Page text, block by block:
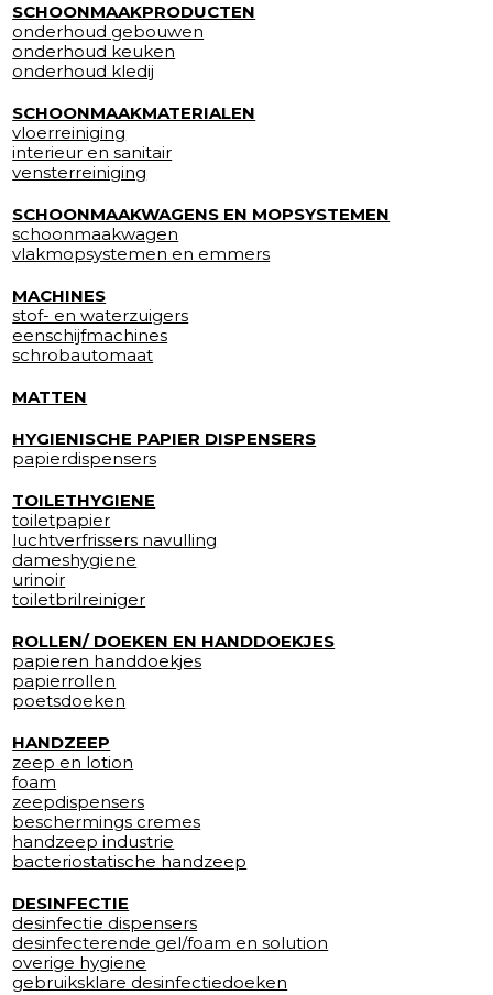
SCHOONMAAKPRODUCTEN
onderhoud gebouwen
onderhoud keuken
onderhoud kledij
SCHOONMAAKMATERIALEN
vloerreiniging
interieur en sanitair
vensterreiniging
SCHOONMAAKWAGENS EN MOPSYSTEMEN
schoonmaakwagen
vlakmopsystemen en emmers
MACHINES
stof- en waterzuigers
eenschijfmachines
schrobautomaat
MATTEN
HYGIENISCHE PAPIER DISPENSERS
papierdispensers
TOILETHYGIENE
toiletpapier
luchtverfrissers navulling
dameshygiene
urinoir
toiletbrilreiniger
ROLLEN/ DOEKEN EN HANDDOEKJES
papieren handdoekjes
papierrollen
poetsdoeken
HANDZEEP
zeep en lotion
foam
zeepdispensers
beschermings cremes
handzeep industrie
bacteriostatische handzeep
DESINFECTIE
desinfectie dispensers
desinfecterende gel/foam en solution
overige hygiene
gebruiksklare desinfectiedoeken